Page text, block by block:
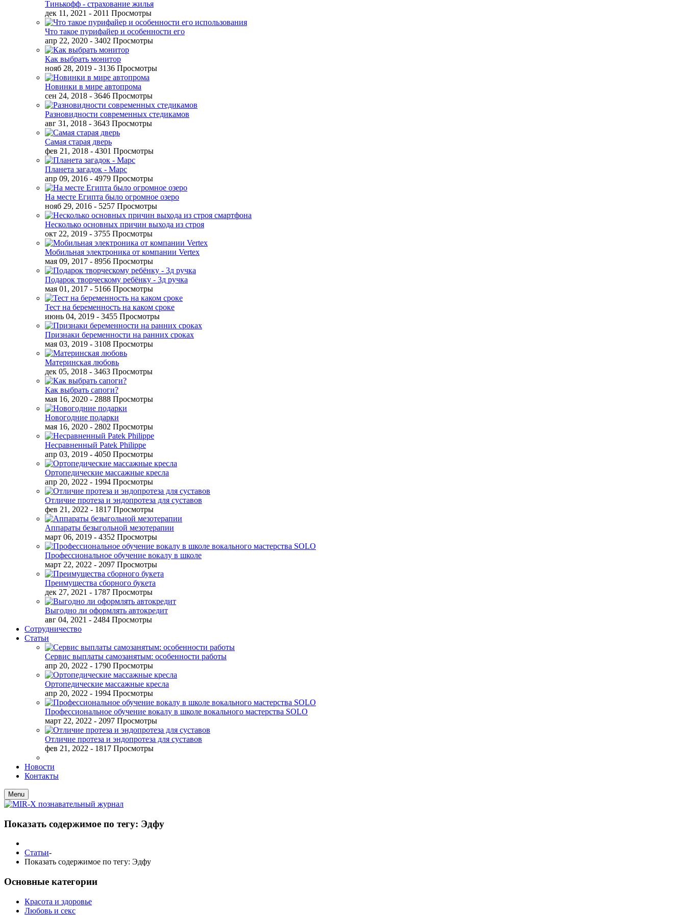
Тинькофф - страхование жилья
дек 11, 2021 - 2011 Просмотры
Что такое пурифайер и особенности его
апр 22, 2020 - 3402 Просмотры
Как выбрать монитор
нояб 28, 2019 - 3136 Просмотры
Новинки в мире автопрома
сен 24, 2018 - 3646 Просмотры
Разновидности современных стедикамов
авг 31, 2018 - 3643 Просмотры
Самая старая дверь
фев 21, 2018 - 4301 Просмотры
Планета загадок - Марс
апр 09, 2016 - 4979 Просмотры
На месте Египта было огромное озеро
нояб 29, 2016 - 5257 Просмотры
Несколько основных причин выхода из строя
окт 22, 2019 - 3755 Просмотры
Мобильная электроника от компании Vertex
мая 09, 2017 - 8956 Просмотры
Подарок творческому ребёнку - 3д ручка
мая 01, 2017 - 5166 Просмотры
Тест на беременность на каком сроке
июнь 04, 2019 - 3455 Просмотры
Признаки беременности на ранних сроках
мая 03, 2019 - 3108 Просмотры
Материнская любовь
дек 05, 2018 - 3463 Просмотры
Как выбрать сапоги?
мая 16, 2020 - 2888 Просмотры
Новогодние подарки
мая 16, 2020 - 2802 Просмотры
Несравненный Patek Philippe
апр 03, 2019 - 4050 Просмотры
Ортопедические массажные кресла
апр 20, 2022 - 1994 Просмотры
Отличие протеза и эндопротеза для суставов
фев 21, 2022 - 1817 Просмотры
Аппараты безыгольной мезотерапии
март 06, 2019 - 4352 Просмотры
Профессиональное обучение вокалу в школе
март 22, 2022 - 2097 Просмотры
Преимущества сборного букета
дек 27, 2021 - 1787 Просмотры
Выгодно ли оформлять автокредит
авг 04, 2021 - 2484 Просмотры
Сотрудничество
Статьи
Сервис выплаты самозанятым: особенности работы
апр 20, 2022 - 1790 Просмотры
Ортопедические массажные кресла
апр 20, 2022 - 1994 Просмотры
Профессиональное обучение вокалу в школе вокального мастерства SOLO
март 22, 2022 - 2097 Просмотры
Отличие протеза и эндопротеза для суставов
фев 21, 2022 - 1817 Просмотры
Новости
Контакты
Menu
Показать содержимое по тегу: Эдфу
Статьи-
Показать содержимое по тегу: Эдфу
Основные категории
Красота и здоровье
Любовь и секс